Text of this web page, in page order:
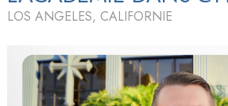
LOS ANGELES, CALIFORNIE